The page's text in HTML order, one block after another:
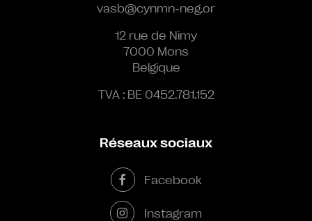
vasb@cynmn-neg.or
12 rue de Nimy
7000 Mons
Belgique
TVA : BE 0452.781.152
Réseaux sociaux
Facebook
Instagram